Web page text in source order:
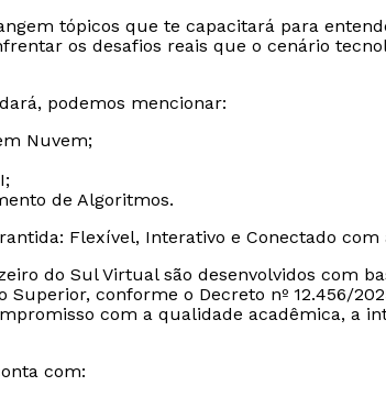
tópicos que te capacitará para
os desafios reais que o cenário
podemos mencionar:
Nuvem;
de Algoritmos.
Flexível, Interativo e Conectado com
do Sul Virtual são desenvolvidos com
conforme o Decreto nº 12.456/
com a qualidade acadêmica, a
com: